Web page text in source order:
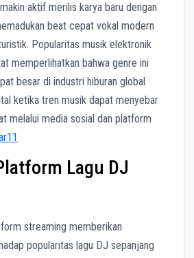
aktif merilis karya baru dengan
beat cepat vokal modern
Popularitas musik elektronik
memperlihatkan bahwa genre ini
besar di industri hiburan global
ketika tren musik dapat menyebar
melalui media sosial dan platform
Lagu DJ
streaming memberikan
popularitas lagu DJ sepanjang